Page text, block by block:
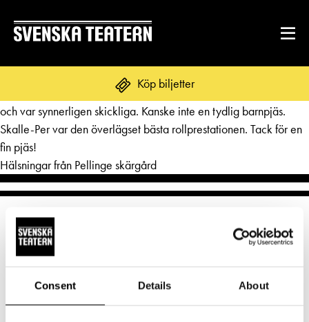
Consent Details About
Köp biljetter
REPERTOAR & BILJETTER
Repertoar
Kundtjänst
Biljetter
Unga
DITT BESÖK
Mat & dryck
Publikarbete
Textning
GRUPPER & FÖRETAG
Grupper & teaterombud
Pedagognätverk & skolgrupper
OM SVENSKA TEATERN
Scenografin helt fenomenal. Intressant och roligt inslag av
dockorna. De gymnastiska balettdansarna hade perfekt tajmning
och var synnerligen skickliga. Kanske inte en tydlig barnpjäs.
Skalle-Per var den överlägset bästa rollprestationen. Tack för en
fin pjäs!
Hälsningar från Pellinge skärgård
Norra esplanaden 2